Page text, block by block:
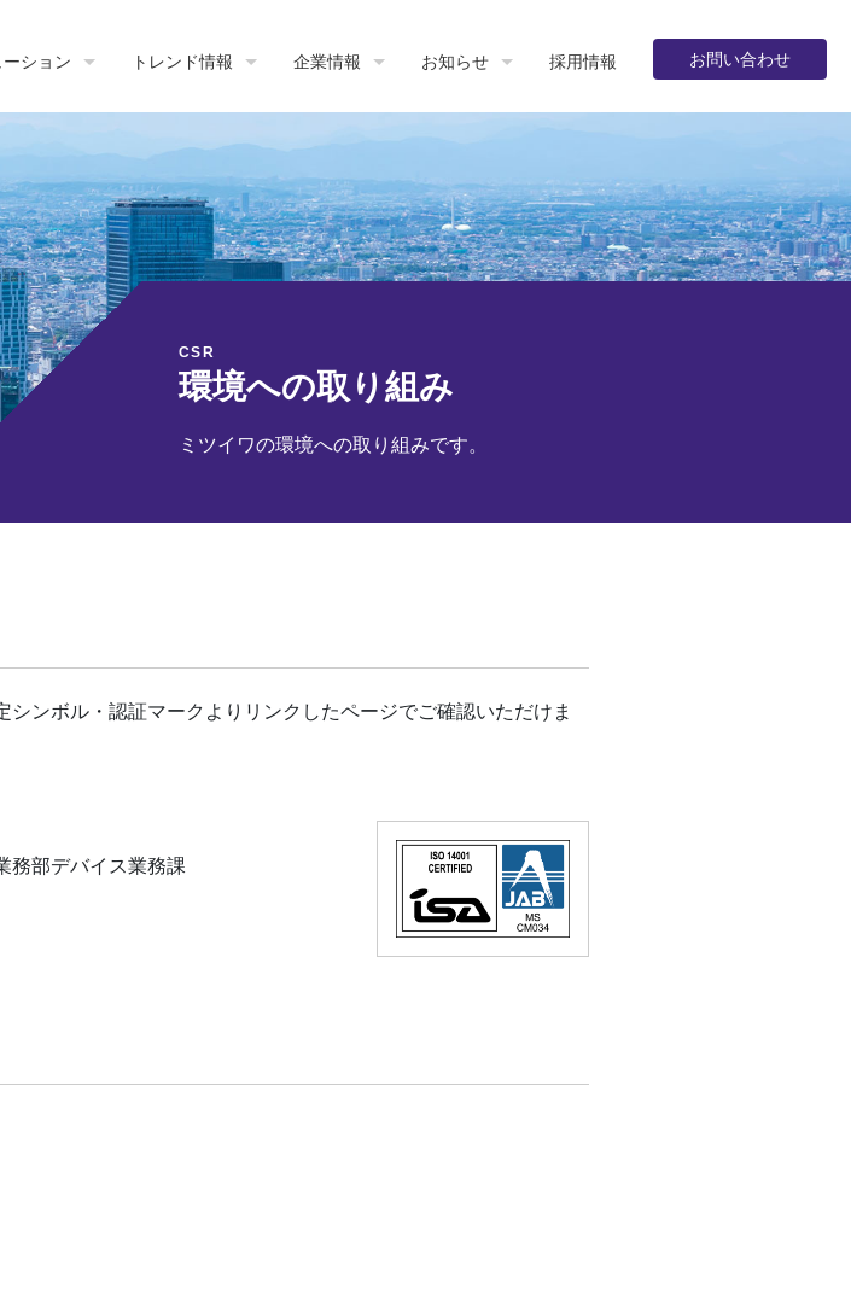
ーション トレンド情報 企業情報 お知らせ 採用情報 お問い合わせ
CSR
環境への取り組み
ミツイワの環境への取り組みです。
ンボル・認証マークよりリンクしたページでご確認いただけま
務部デバイス業務課